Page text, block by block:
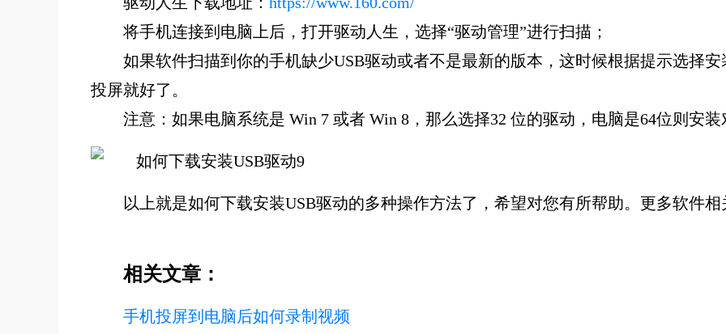
将手机连接到电脑上后，打开驱动人生，选择“驱动管理”进行扫描；
如果软件扫描到你的手机缺少USB驱动或者不是最新的版本，这时候根据提示选择
投屏就好了。
注意：如果电脑系统是 Win 7 或者 Win 8，那么选择32 位的驱动，电脑是64位则安
以上就是如何下载安装USB驱动的多种操作方法了，希望对您有所帮助。更多软件
相关文章：
手机投屏到电脑后如何录制视频